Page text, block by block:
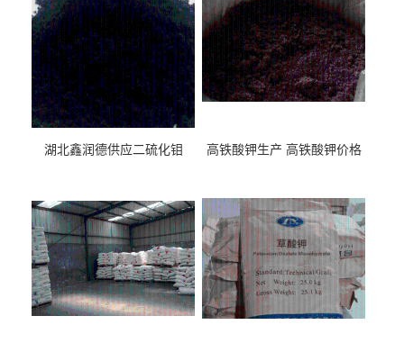
湖北鑫润德供应二硫化钼 高铁酸钾生产 高铁酸钾价格